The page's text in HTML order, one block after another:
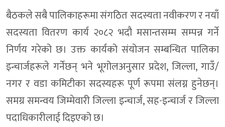
बैठकले सबै पालिकाहरूमा संगठित सदस्यता नवीकरण र नयाँ
सदस्यता वितरण कार्य २०८२ भदौ मसान्तसम्म सम्पन्न गर्ने
निर्णय गरेको छ। उक्त कार्यको संयोजन सम्बन्धित पालिका
इन्चार्जहरूले गर्नेछन् भने भूगोलअनुसार प्रदेश, जिल्ला, गाउँ/
नगर र वडा कमिटीका सदस्यहरू पूर्ण रूपमा संलग्न हुनेछन्।
समग्र समन्वय जिम्मेवारी जिल्ला इन्चार्ज, सह-इन्चार्ज र जिल्ला
पदाधिकारीलाई दिइएको छ।